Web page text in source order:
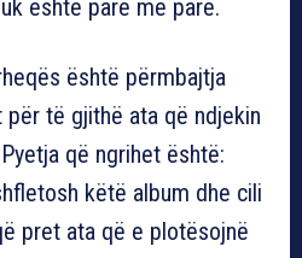
është parë më parë.
është përmbajtja
të gjithë ata që ndjekin
që ngrihet është:
këtë album dhe cili
pret ata që e plotësojnë